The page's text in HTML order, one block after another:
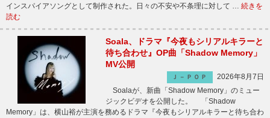
インスパイアソングとして制作された。日々の不安や不条理に対して … 続きを
読む
Soala、ドラマ『今夜もシリアルキラーと
待ち合わせ』OP曲「Shadow Memory」
MV公開
Ｊ－ＰＯＰ
2026年8月7日
Soalaが、新曲「Shadow Memory」のミュー
ジックビデオを公開した。 「Shadow
Memory」は、横山裕が主演を務めるドラマ『今夜もシリアルキラーと待ち合わ